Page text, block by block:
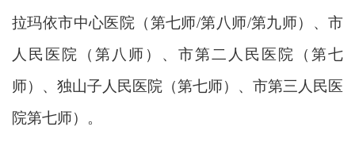
拉玛依市中心医院（第七师/第八师/第九师）、市
人民医院（第八师）、市第二人民医院（第七
师）、独山子人民医院（第七师）、市第三人民医
院第七师）。